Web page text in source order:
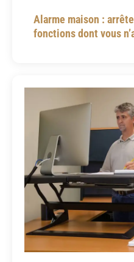
Alarme maison :
fonctions dont vous